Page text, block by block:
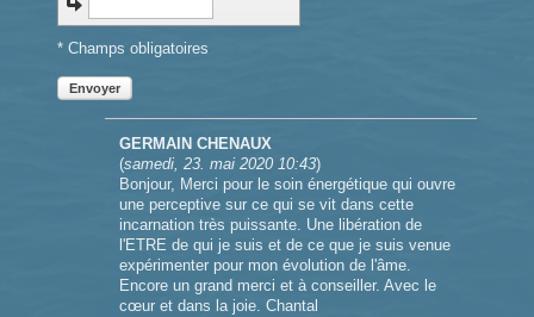
* Champs obligatoires
Envoyer
GERMAIN CHENAUX
(samedi, 23. mai 2020 10:43)
Bonjour, Merci pour le soin énergétique qui ouvre
une perceptive sur ce qui se vit dans cette
incarnation très puissante. Une libération de
l'ETRE de qui je suis et de ce que je suis venue
expérimenter pour mon évolution de l'âme.
Encore un grand merci et à conseiller. Avec le
cœur et dans la joie. Chantal